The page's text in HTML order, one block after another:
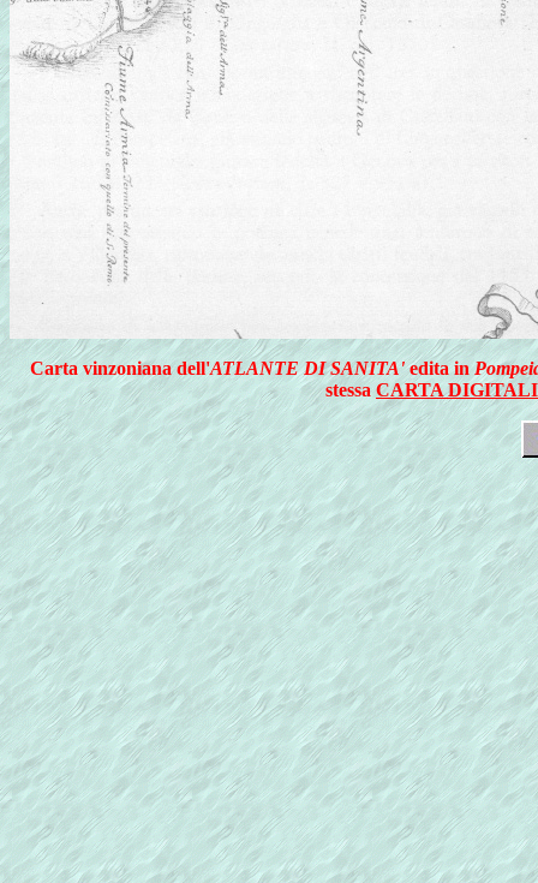
Carta vinzoniana dell'ATLANTE DI SANITA'edita in
stessa CARTA